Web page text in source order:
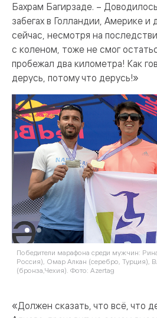
Бахрам Багирзаде. –
забегах в Голландии, Америке и
сейчас, несмотря на
с коленом, тоже не смог
пробежал два километра! Как
дерусь, потому что дерусь!»
Победители марафона среди мужчин:
Россия), Омар Алкан (серебро, Турция),
(бронза,Чехия). Фото: Azertag
«Должен сказать, что всё, что